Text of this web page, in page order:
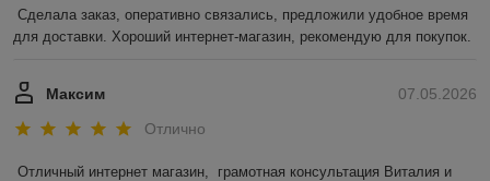
Сделала заказ, оперативно связались, предложили удобное время
для доставки. Хороший интернет-магазин, рекомендую для покупок.
07.05.2026
Максим
Отлично
Отличный интернет магазин,  грамотная консультация Виталия и